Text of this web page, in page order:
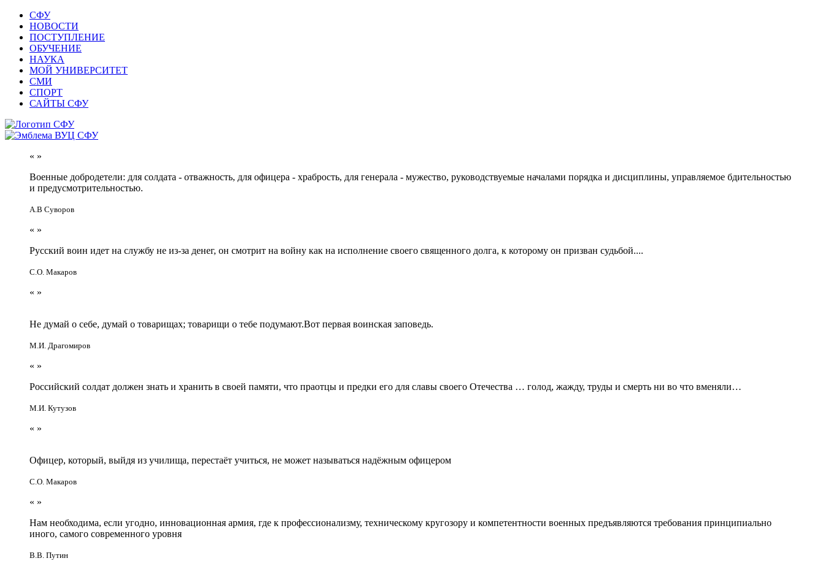
СФУ
НОВОСТИ
ПОСТУПЛЕНИЕ
ОБУЧЕНИЕ
НАУКА
МОЙ УНИВЕРСИТЕТ
СМИ
СПОРТ
САЙТЫ СФУ
« »
Военные добродетели: для солдата - отважность, для офицера - храбрость, для генерала - мужество, руководствуемые началами порядка и дисциплины, управляемое бдительностью
и предусмотрительностью.
А.В Суворов
« »
Русский воин идет на службу не из-за денег, он смотрит на войну как на исполнение своего священного долга, к которому он призван судьбой....
С.О. Макаров
« »
Не думай о себе, думай о товарищах; товарищи о тебе подумают.Вот первая воинская заповедь.
М.И. Драгомиров
« »
Российский солдат должен знать и хранить в своей памяти, что праотцы и предки его для славы своего Отечества … голод, жажду, труды и смерть ни во что вменяли…
М.И. Кутузов
« »
Офицер, который, выйдя из училища, перестаёт учиться, не может называться надёжным офицером
С.О. Макаров
« »
Нам необходима, если угодно, инновационная армия, где к профессионализму, техническому кругозору и компетентности военных предъявляются требования принципиально
иного, самого современного уровня
В.В. Путин